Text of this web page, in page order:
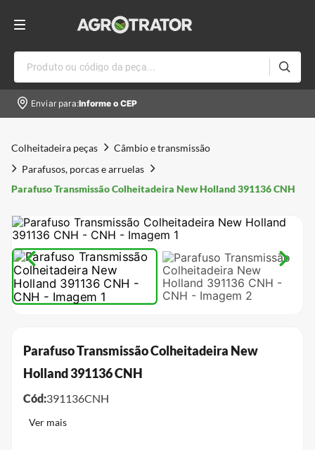
Produto ou código da peça...
Enviar para:Informe o CEP
Colheitadeira peças
Câmbio e transmissão
Parafusos, porcas e arruelas
Parafuso Transmissão Colheitadeira New Holland 391136 CNH
Parafuso Transmissão Colheitadeira New
Holland 391136 CNH
Cód:391136CNH